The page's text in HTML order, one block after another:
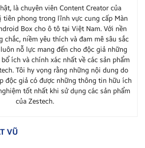
là chuyên viên Content Creator của
tiên phong trong lĩnh vực cung cấp Màn
Box cho ô tô tại Việt Nam. Với nền
chắc, niềm yêu thích và đam mê sâu sắc
nỗ lực mang đến cho độc giả những
ích và chính xác nhất về các sản phẩm
Tôi hy vọng rằng những nội dung do
độc giả có được những thông tin hữu ích
tốt nhất khi sử dụng các sản phẩm
của Zestech.
VŨ